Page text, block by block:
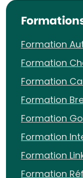
Formation
Formation
Formation
Formation
Formation
Formation
Formation
Formation